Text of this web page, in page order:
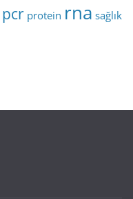
pcr protein rna sağlık